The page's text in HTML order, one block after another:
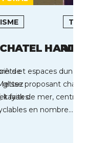
de
faites
et espaces
glisse proposant char à
kayak de mer, centre
en nombre… […]